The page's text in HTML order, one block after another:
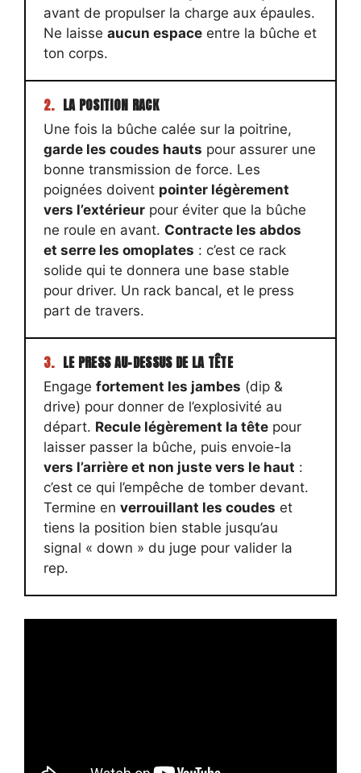
avant de propulser la charge aux épaules.
Ne laisse aucun espace entre la bûche et
ton corps.
2. LA POSITION RACK
Une fois la bûche calée sur la poitrine,
garde les coudes hauts pour assurer une
bonne transmission de force. Les
poignées doivent pointer légèrement
vers l’extérieur pour éviter que la bûche
ne roule en avant. Contracte les abdos
et serre les omoplates : c’est ce rack
solide qui te donnera une base stable
pour driver. Un rack bancal, et le press
part de travers.
3. LE PRESS AU-DESSUS DE LA TÊTE
Engage fortement les jambes (dip &
drive) pour donner de l’explosivité au
départ. Recule légèrement la tête pour
laisser passer la bûche, puis envoie-la
vers l’arrière et non juste vers le haut :
c’est ce qui l’empêche de tomber devant.
Termine en verrouillant les coudes et
tiens la position bien stable jusqu’au
signal « down » du juge pour valider la
rep.